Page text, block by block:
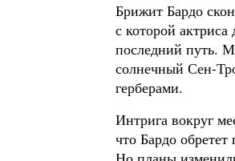
Брижит Бардо
с которой
последний путь.
солнечный Сен-
герберами.
Интрига вокруг
что Бардо